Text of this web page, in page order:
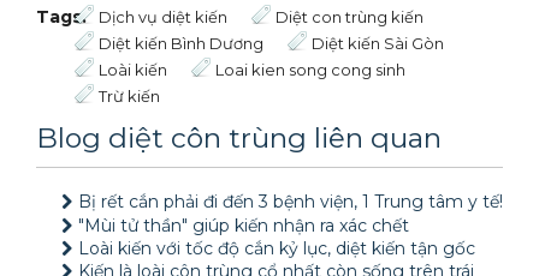
Tags: Dịch vụ diệt kiến
Diệt con trùng kiến
Diệt kiến Bình Dương
Diệt kiến Sài Gòn
Loài kiến
Loai kien song cong sinh
Trừ kiến
Blog diệt côn trùng liên quan
Bị rết cắn phải đi đến 3 bệnh viện, 1 Trung tâm y tế!
"Mùi tử thần" giúp kiến nhận ra xác chết
Loài kiến với tốc độ cắn kỷ lục, diệt kiến tận gốc
Kiến là loài côn trùng cổ nhất còn sống trên trái